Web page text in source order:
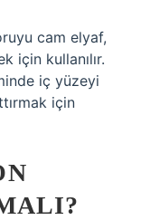
cam elyaf,
için kullanılır.
iç yüzeyi
için